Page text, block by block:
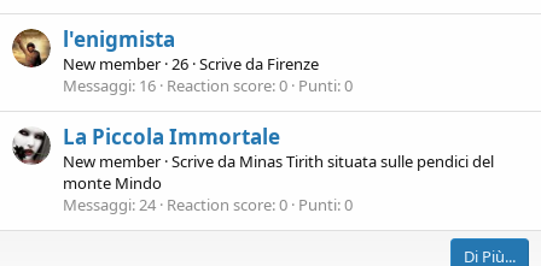
l'enigmista
New member ·26 ·Scrive da Firenze
Messaggi 16 Reaction score 0 Punti 0
La Piccola Immortale
New member ·Scrive da Minas Tirith situata sulle pendici del
monte Mindo
Messaggi 24 Reaction score 0 Punti 0
Di Più...